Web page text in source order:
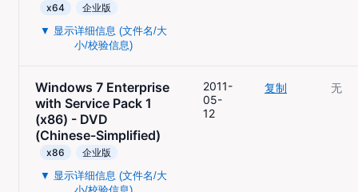
x64
企业版
▼ 显示详细信息 (文件名/大
小/校验信息)
Windows 7 Enterprise
with Service Pack 1
(x86) - DVD
(Chinese-Simplified)
x86
企业版
▼ 显示详细信息 (文件名/大
2011-
05-
12
复制 无